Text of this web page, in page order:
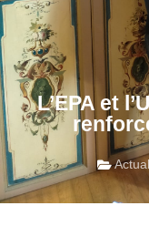
L’EPA et